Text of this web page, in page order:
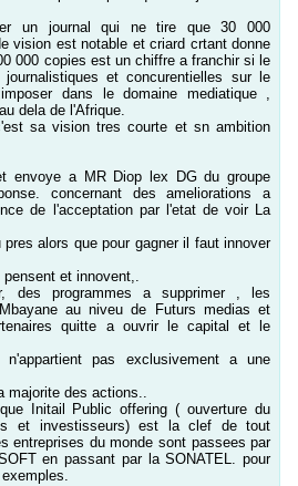
un journal qui ne tire que 30 000
vision est notable et criard crtant donne
000 copies est un chiffre a franchir si le
et concurentielles sur le
dans le domaine mediatique ,
dela de l'Afrique.
sa vision tres courte et sn ambition
envoye a MR Diop lex DG du groupe
concernant des ameliorations a
de l'acceptation par l'etat de voir La
alors que pour gagner il faut innover
et innovent,.
des programmes a supprimer , les
au niveu de Futurs medias et
quitte a ouvrir le capital et le
pas exclusivement a une
majorite des actions..
Initail Public offering ( ouverture du
et investisseurs) est la clef de tout
entreprises du monde sont passees par
en passant par la SONATEL. pour